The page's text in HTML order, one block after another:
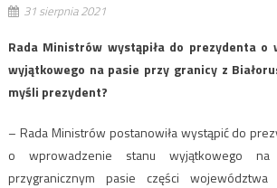
31 sierpnia 2021
Rada Ministrów wystąpiła do prezydenta o
wyjątkowego na pasie przy granicy z
myśli prezydent?
– Rada Ministrów postanowiła wystąpić do
o wprowadzenie stanu wyjątkowego
przygranicznym pasie części